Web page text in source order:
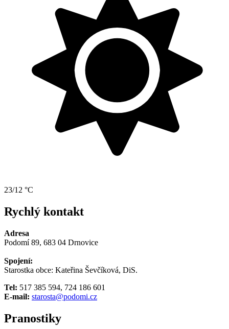
23/12 °C
Rychlý kontakt
Adresa
Podomí 89, 683 04 Drnovice
Spojení:
Starostka obce: Kateřina Ševčíková, DiS.
Tel: 517 385 594, 724 186 601
E-mail: starosta@podomi.cz
Pranostiky